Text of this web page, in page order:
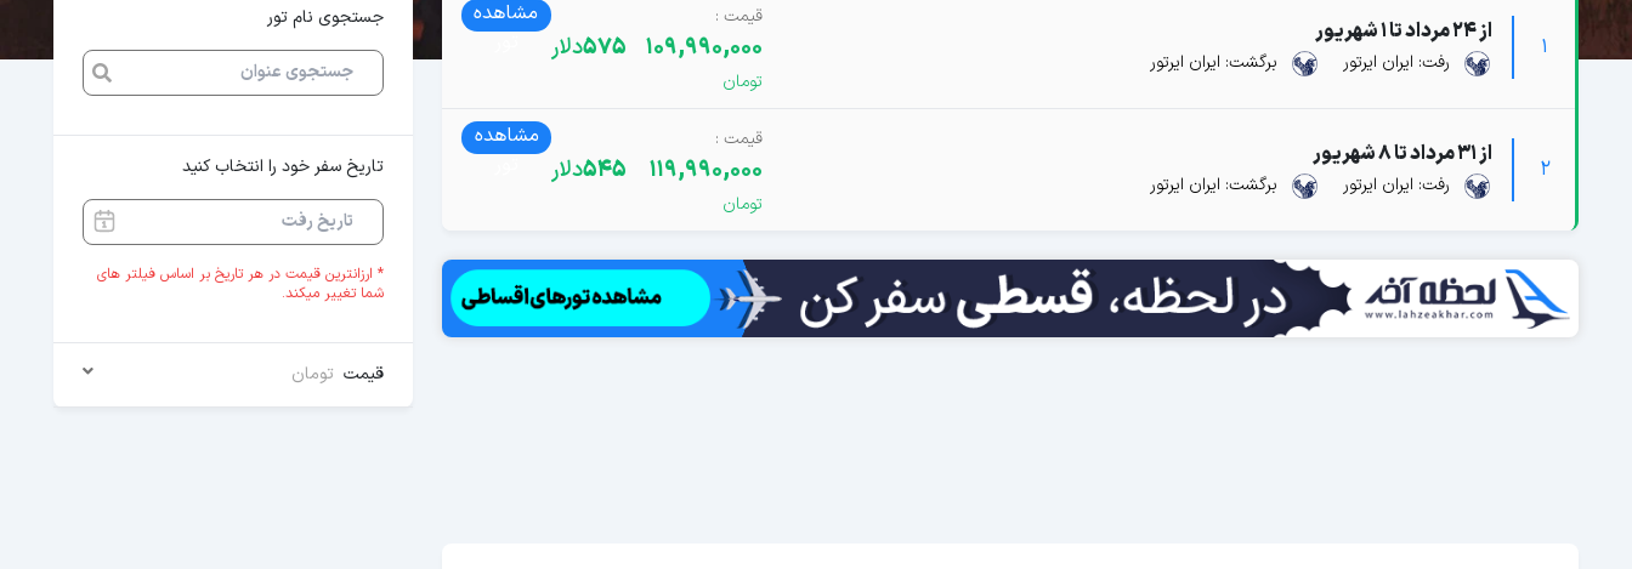
1
از 24 مرداد تا 1 شهریور
رفت: ایران ایرتور برگشت: ایران ایرتور 109,990,000
575دلار
مشاهده
2
از 31 مرداد تا 8 شهریور
رفت: ایران ایرتور برگشت: ایران ایرتور 119,990,000
545دلار
مشاهده
جستجوی نام تور
تاریخ سفر خود را انتخاب کنید
* ارزانترین قیمت در هر تاریخ بر اساس فیلتر های
شما تغییر میکند.
قیمت تومان